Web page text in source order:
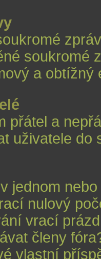
soukromé
a obtížný
přátel a
uživatele do
jednom
nulový
vrací
členy
vlastní